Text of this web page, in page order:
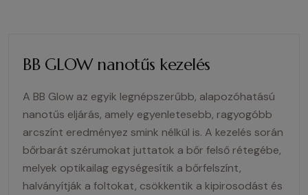
BB GLOW nanotűs kezelés
A BB Glow az egyik legnépszerűbb, alapozóhatású
nanotűs eljárás, amely egyenletesebb, ragyogóbb
arcszínt eredményez smink nélkül is. A kezelés során
bőrbarát szérumokat juttatok a bőr felső rétegébe,
melyek optikailag egységesítik a bőrfelszínt,
halványítják a foltokat, csökkentik a kipirosodást és